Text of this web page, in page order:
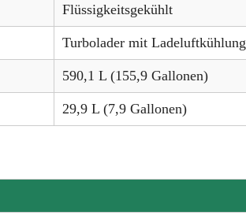
Flüssigkeitsgekühlt
Turbolader mit Ladeluftkühlung
590,1 L (155,9 Gallonen)
29,9 L (7,9 Gallonen)